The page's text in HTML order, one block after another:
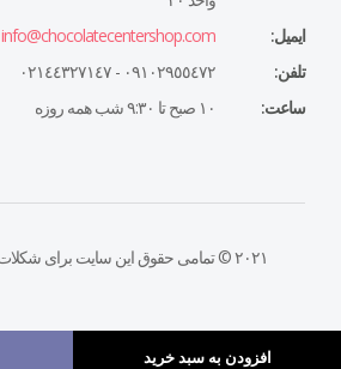
افزودن به سبد خرید
ایمیل:
info@chocolatecentershop.com
تلفن:
٠٩١٠٢٩٥٥٤٧٢ - ٠٢١٤٤٣٢٧١٤٧
ساعت:
١٠ صبح تا ٩:٣٠ شب همه روزه
۲۰۲۱ © تمامی حقوق این سایت برای شکلات سنتر محفوظ است